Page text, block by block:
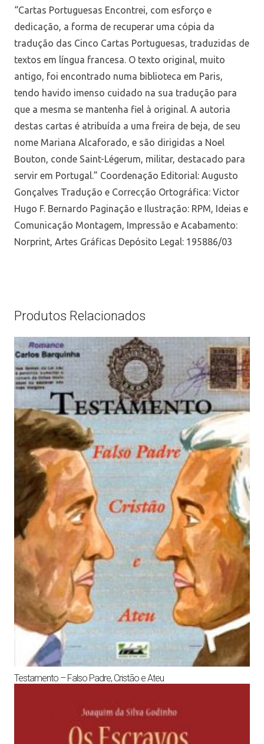
“Cartas Portuguesas Encontrei, com esforço e
dedicação, a forma de recuperar uma cópia da
tradução das Cinco Cartas Portuguesas, traduzidas de
textos em língua francesa. O texto original, muito
antigo, foi encontrado numa biblioteca em Paris,
tendo havido imenso cuidado na sua tradução para
que a mesma se mantenha fiel à original. A autoria
destas cartas é atribuída a uma freira de beja, de seu
nome Mariana Alcaforado, e são dirigidas a Noel
Bouton, conde Saint-Légerum, militar, destacado para
servir em Portugal.” Coordenação Editorial: Augusto
Gonçalves Tradução e Correcção Ortográfica: Victor
Hugo F. Bernardo Paginação e Ilustração: RPM, Ideias e
Comunicação Montagem, Impressão e Acabamento:
Norprint, Artes Gráficas Depósito Legal: 195886/03
Produtos Relacionados
Testamento – Falso Padre, Cristão e Ateu